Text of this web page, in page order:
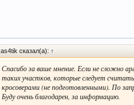
as4tik сказал(а): ↑
Спасибо за ваше мнение. Если не сложно
таких участков, которые следует
кросоверами (не подготовленными). По
Буду очень благодарен, за информацию.